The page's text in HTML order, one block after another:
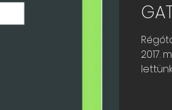
2017.